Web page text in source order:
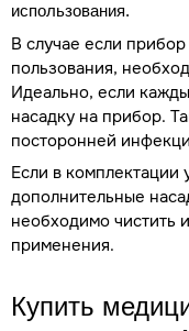
использования.
В случае если
пользования,
Идеально, если
насадку на прибор.
посторонней
Если в комплектации
дополнительные
необходимо чистить
применения.
Купить